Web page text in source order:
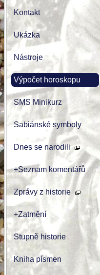
Kontakt
Ukázka
Nástroje
Výpočet horoskopu
SMS Minikurz
Sabiánské symboly
Dnes se narodili
+Seznam komentářů
Zprávy z historie
+Zatmění
Stupně historie
Kniha písmen